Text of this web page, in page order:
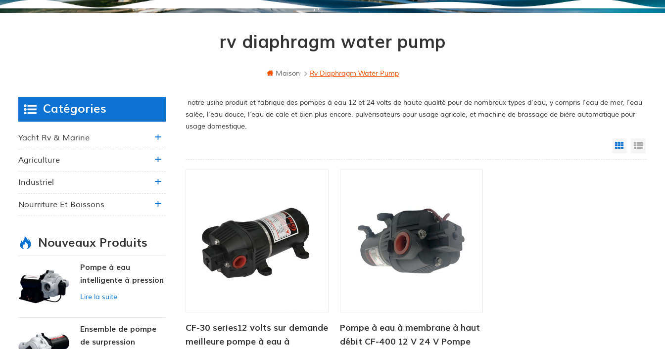
rv diaphragm water pump
Maison Rv Diaphragm Water Pump
notre usine produit et fabrique des pompes à eau 12 et 24 volts de haute qualité pour de nombreux types d'eau, y compris l'eau de mer, l'eau
salée, l'eau douce, l'eau de cale et bien plus encore. pulvérisateurs pour usage agricole, et machine de brassage de bière automatique pour
usage domestique.
Grid View
CF-30 series12 volts sur demande
meilleure pompe à eau à
Pompe à eau à membrane à haut
débit CF-400 12 V 24 V Pompe
Catégories
Yacht Rv & Marine
Agriculture
Industriel
Nourriture Et Boissons
Nouveaux Produits
Pompe à eau
intelligente à pression
variable
Lire la suite
Ensemble de pompe
de surpression